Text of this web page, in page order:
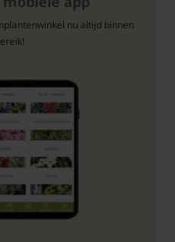
nu altijd binnen